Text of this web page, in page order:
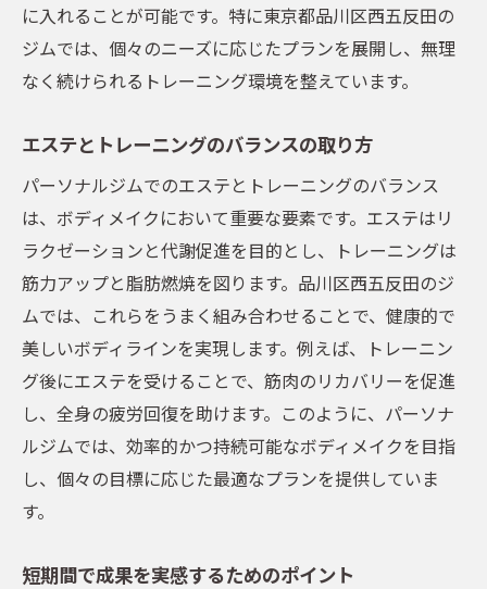
に入れることが可能です。特に東京都品川区西五反田の
ジムでは、個々のニーズに応じたプランを展開し、無理
なく続けられるトレーニング環境を整えています。
エステとトレーニングのバランスの取り方
パーソナルジムでのエステとトレーニングのバランス
は、ボディメイクにおいて重要な要素です。エステはリ
ラクゼーションと代謝促進を目的とし、トレーニングは
筋力アップと脂肪燃焼を図ります。品川区西五反田のジ
ムでは、これらをうまく組み合わせることで、健康的で
美しいボディラインを実現します。例えば、トレーニン
グ後にエステを受けることで、筋肉のリカバリーを促進
し、全身の疲労回復を助けます。このように、パーソナ
ルジムでは、効率的かつ持続可能なボディメイクを目指
し、個々の目標に応じた最適なプランを提供していま
す。
短期間で成果を実感するためのポイント